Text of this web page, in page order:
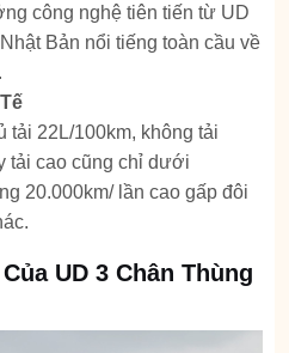
công nghệ tiên tiến từ UD
Bản nổi tiếng toàn cầu về
tải 22L/100km, không tải
tải cao cũng chỉ dưới
20.000km/ lần cao gấp đôi
UD 3 Chân Thùng